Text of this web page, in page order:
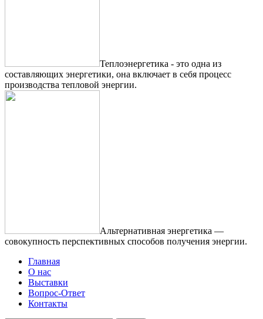
Теплоэнергетика - это одна из
составляющих энергетики, она включает в себя процесс
производства тепловой энергии.
Альтернативная энергетика —
совокупность перспективных способов получения энергии.
Главная
О нас
Выставки
Вопрос-Ответ
Контакты